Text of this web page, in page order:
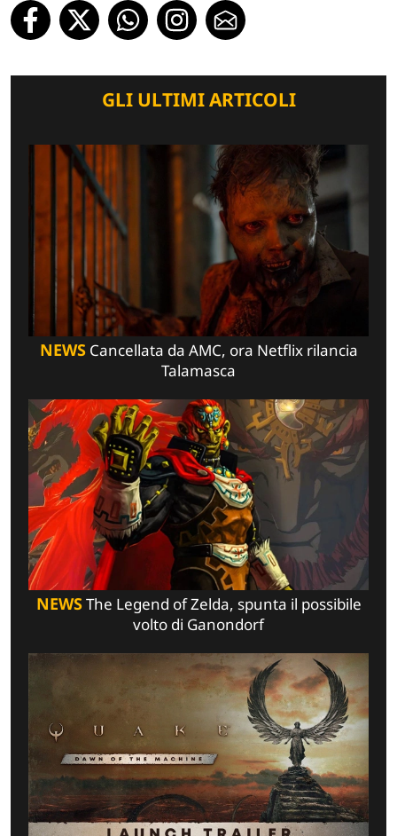
GLI ULTIMI ARTICOLI
NEWSCancellata da AMC, ora Netflix rilancia
Talamasca
NEWSThe Legend of Zelda, spunta il possibile
volto di Ganondorf